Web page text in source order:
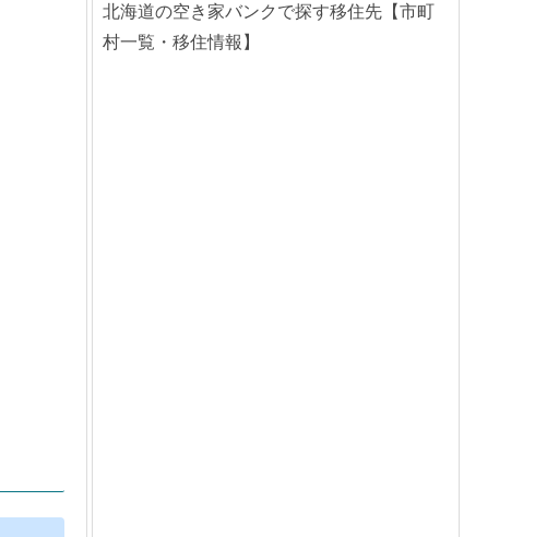
北海道の空き家バンクで探す移住先【市町
村一覧・移住情報】